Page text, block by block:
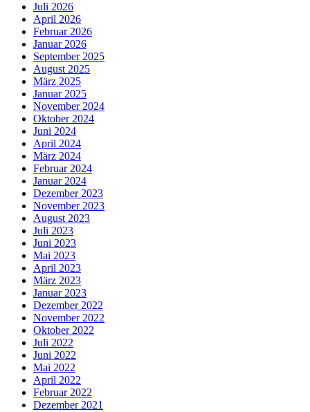
Juli 2026
April 2026
Februar 2026
Januar 2026
September 2025
August 2025
März 2025
Januar 2025
November 2024
Oktober 2024
Juni 2024
April 2024
März 2024
Februar 2024
Januar 2024
Dezember 2023
November 2023
August 2023
Juli 2023
Juni 2023
Mai 2023
April 2023
März 2023
Januar 2023
Dezember 2022
November 2022
Oktober 2022
Juli 2022
Juni 2022
Mai 2022
April 2022
Februar 2022
Dezember 2021